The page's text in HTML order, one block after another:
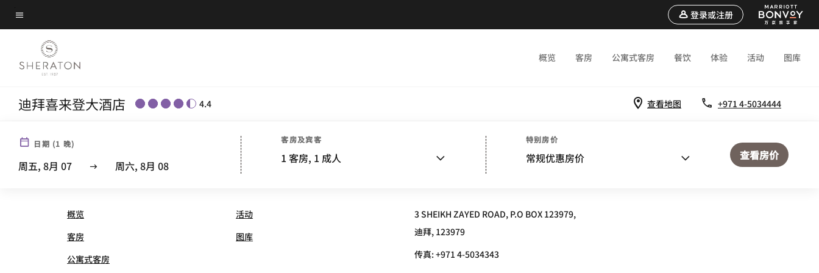
Skip
to
content
菜单文本
登录或注册
概览 客房 公寓式客房 餐饮 体验 活动 图库
迪拜喜来登大酒店 4.4 查看地图 +971 4-5034444
日期 (1 晚)
周五, 8月 07 周六, 8月 08
客房及宾客
1 客房, 1 成人
特别房价
常规优惠房价 查看房价
SHERATON GRAND HOTEL, DUBAI
概览
客房
公寓式客房
活动
图库
3 SHEIKH ZAYED ROAD, P.O BOX 123979,
迪拜, 123979
传真:+971 4-5034343